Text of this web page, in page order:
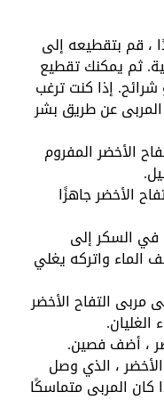
، قم بتقطيعه إلى
ثم يمكنك تقطيع
شرائح. إذا كنت ترغب
عن طريق بشر
الأخضر المفروم
الأخضر جاهزًا
في السكر إلى
الماء واتركه يغلي
مربى التفاح الأخضر
الغليان.
، أضف فصين.
الأخضر ، الذي وصل
المربى متماسكًا